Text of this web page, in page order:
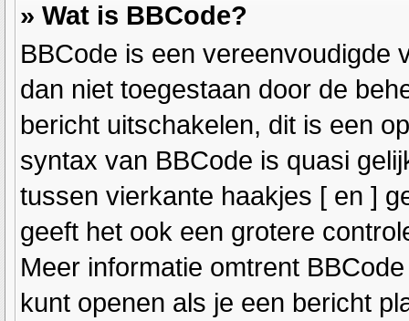
» Wat is BBCode?
BBCode is een vereenvoudigde
dan niet toegestaan door de
bericht uitschakelen, dit is een
syntax van BBCode is quasi
tussen vierkante haakjes [ en ]
geeft het ook een grotere
Meer informatie omtrent
kunt openen als je een bericht